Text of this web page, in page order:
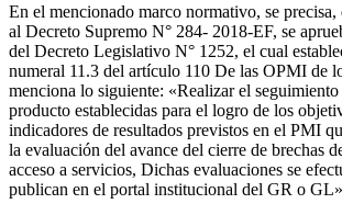
En el mencionado marco normativo, se
al Decreto Supremo N° 284- 2018-EF, se
del Decreto Legislativo N° 1252, el cual
numeral 11.3 del artículo 110 De las OPMI de
menciona lo siguiente: «Realizar el seguimiento
producto establecidas para el logro de los
indicadores de resultados previstos en el PMI
la evaluación del avance del cierre de brechas
acceso a servicios, Dichas evaluaciones se
publican en el portal institucional del GR o